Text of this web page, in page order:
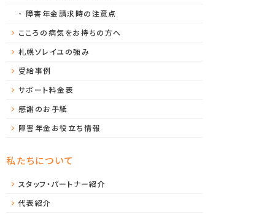
障害年金請求時の注意点
こころの病気をお持ちの方へ
札幌ソレイユの強み
受給事例
サポート料金表
感謝のお手紙
障害年金お役立ち情報
私たちについて
スタッフ・パートナー紹介
代表紹介